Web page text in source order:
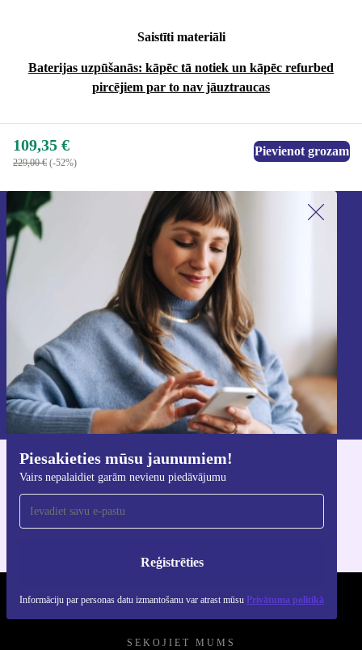
Saistīti materiāli
Baterijas uzpūšanās: kāpēc tā notiek un kāpēc refurbed
pircējiem par to nav jāuztraucas
109,35 €
229,00 € (-52%)
Pievienot grozam
Piesakieties mūsu jaunumiem!
Vairs nepalaidiet garām nevienu piedāvājumu
Reģistrēties
Informāciju par personas datu izmantošanu var atrast mūsu Privātuma politikā
Piesakieties mūsu jaunumu
saņemšanai!
Nekad vairs nepalaidiet garām nevienu
piedāvājumu.
Reģistrēties
Informāciju par personas datu izmantošanu varat atrast mūsu
Privātuma politikā.
Lejupielādējiet refurbed lietotni
iOS un Android ierīcēm
REFURBED - RETHINK NEW.
SEKOJIET MUMS